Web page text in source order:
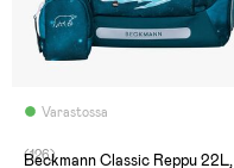
Varastossa
(126)
Beckmann Classic Reppu 22L,